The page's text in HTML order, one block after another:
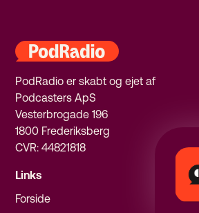
PodRadio er skabt og ejet af
Podcasters ApS
Vesterbrogade 196
1800 Frederiksberg
CVR: 44821818
Links
Forside